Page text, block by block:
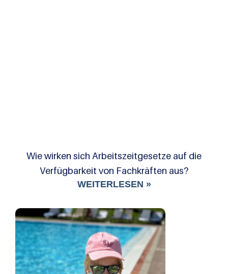
Wie wirken sich Arbeitszeitgesetze auf die
Verfügbarkeit von Fachkräften aus?
WEITERLESEN »